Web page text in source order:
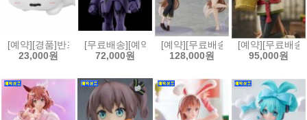
[예약][경품]반프레스토 짱구는 못말려 메차모후굿 BIG PLUSH 봉제
23,000원
[무료배송][예약]MODEROID 모데로이드 거신 고그
72,000원
[예약][무료배송]카도카와 플라스
128,000원
[예약][무료배
95,000원